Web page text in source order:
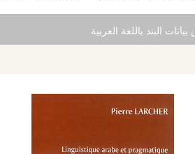
البند باللغة العربية